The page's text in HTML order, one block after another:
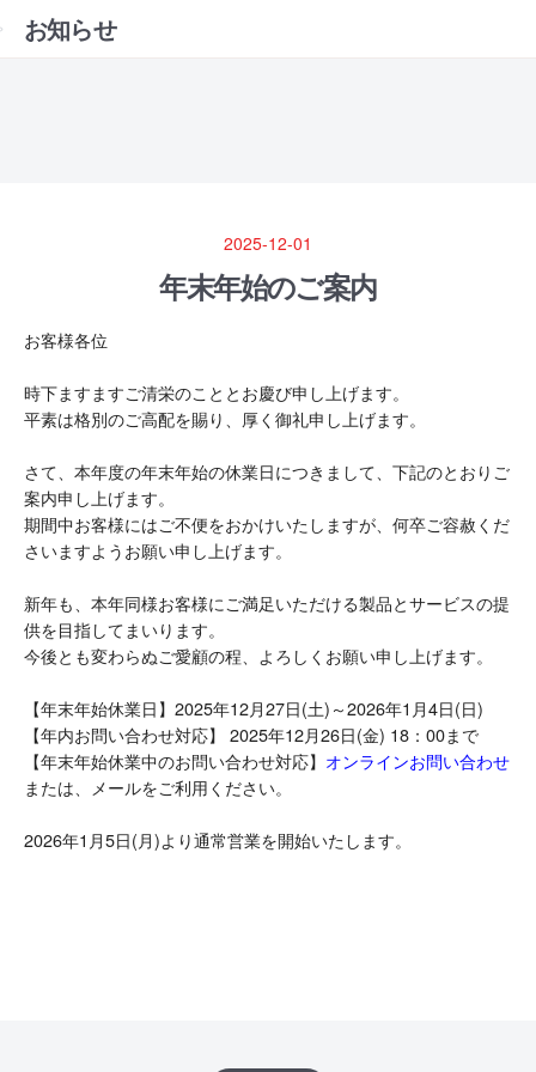
お知らせ
2025-12-01
年末年始のご案内
お客様各位
時下ますますご清栄のこととお慶び申し上げます。
平素は格別のご高配を賜り、厚く御礼申し上げます。
さて、本年度の年末年始の休業日につきまして、下記のとおりご
案内申し上げます。
期間中お客様にはご不便をおかけいたしますが、何卒ご容赦くだ
さいますようお願い申し上げます。
新年も、本年同様お客様にご満足いただける製品とサービスの提
供を目指してまいります。
今後とも変わらぬご愛顧の程、よろしくお願い申し上げます。
【年末年始休業日】2025年12月27日(土)～2026年1月4日(日)
【年内お問い合わせ対応】 2025年12月26日(金) 18：00まで
【年末年始休業中のお問い合わせ対応】 オンラインお問い合わせ
または、メールをご利用ください。
2026年1月5日(月)より通常営業を開始いたします。